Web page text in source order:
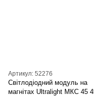
Артикул: 52276
Світлодіодний модуль на
магнітах Ultralight МКС 45